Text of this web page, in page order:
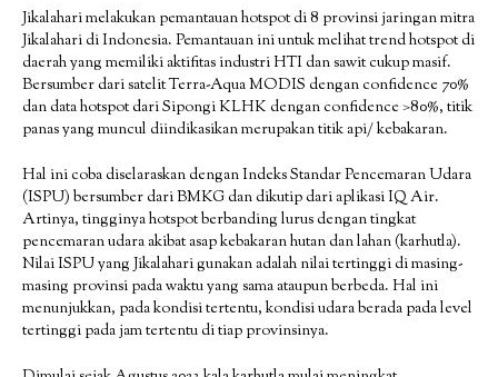
Jikalahari melakukan pemantauan hotspot di 8 provinsi jaringan mitra
Jikalahari di Indonesia. Pemantauan ini untuk melihat trend hotspot di
daerah yang memiliki aktifitas industri HTI dan sawit cukup masif.
Bersumber dari satelit Terra-Aqua MODIS dengan confidence 70%
dan data hotspot dari Sipongi KLHK dengan confidence >80%, titik
panas yang muncul diindikasikan merupakan titik api/ kebakaran.
Hal ini coba diselaraskan dengan Indeks Standar Pencemaran Udara
(ISPU) bersumber dari BMKG dan dikutip dari aplikasi IQ Air.
Artinya, tingginya hotspot berbanding lurus dengan tingkat
pencemaran udara akibat asap kebakaran hutan dan lahan (karhutla).
Nilai ISPU yang Jikalahari gunakan adalah nilai tertinggi di masing-
masing provinsi pada waktu yang sama ataupun berbeda. Hal ini
menunjukkan, pada kondisi tertentu, kondisi udara berada pada level
tertinggi pada jam tertentu di tiap provinsinya.